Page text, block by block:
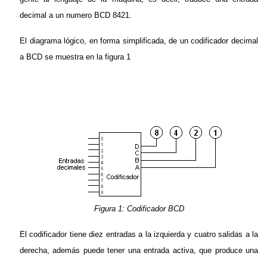
decimal a un numero BCD 8421.
El diagrama lógico, en forma simplificada, de un codificador decimal
a BCD se muestra en la figura 1
Figura 1: Codificador BCD
El codificador tiene diez entradas a la izquierda y cuatro salidas a la
derecha, además puede tener una entrada activa, que produce una